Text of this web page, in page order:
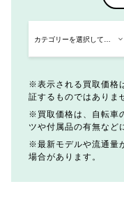
表示される買取価格
証するものではありま
買取価格は、自転車
ツや付属品の有無など
最新モデルや流通量
場合があります。